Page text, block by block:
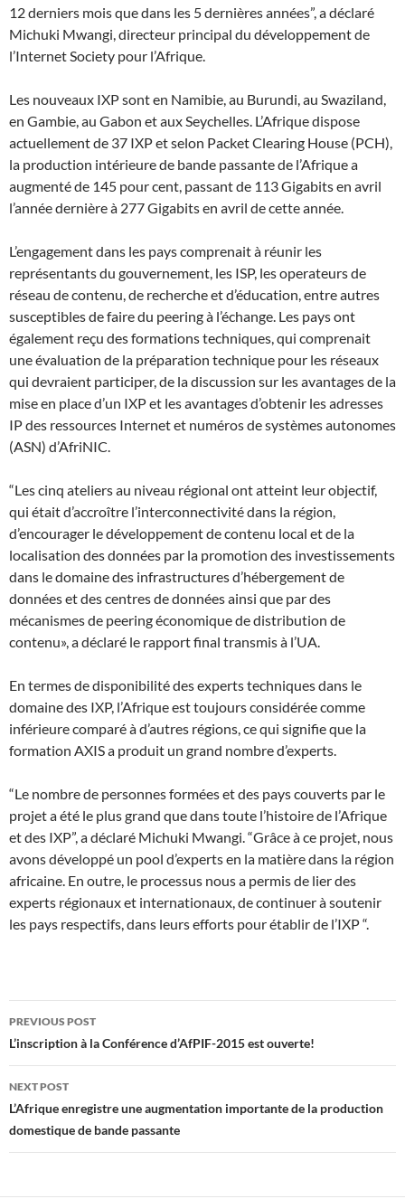
12 derniers mois que dans les 5 dernières années”, a déclaré
Michuki Mwangi, directeur principal du développement de
l’Internet Society pour l’Afrique.
Les nouveaux IXP sont en Namibie, au Burundi, au Swaziland,
en Gambie, au Gabon et aux Seychelles. L’Afrique dispose
actuellement de 37 IXP et selon Packet Clearing House (PCH),
la production intérieure de bande passante de l’Afrique a
augmenté de 145 pour cent, passant de 113 Gigabits en avril
l’année dernière à 277 Gigabits en avril de cette année.
L’engagement dans les pays comprenait à réunir les
représentants du gouvernement, les ISP, les operateurs de
réseau de contenu, de recherche et d’éducation, entre autres
susceptibles de faire du peering à l’échange. Les pays ont
également reçu des formations techniques, qui comprenait
une évaluation de la préparation technique pour les réseaux
qui devraient participer, de la discussion sur les avantages de la
mise en place d’un IXP et les avantages d’obtenir les adresses
IP des ressources Internet et numéros de systèmes autonomes
(ASN) d’AfriNIC.
“Les cinq ateliers au niveau régional ont atteint leur objectif,
qui était d’accroître l’interconnectivité dans la région,
d’encourager le développement de contenu local et de la
localisation des données par la promotion des investissements
dans le domaine des infrastructures d’hébergement de
données et des centres de données ainsi que par des
mécanismes de peering économique de distribution de
contenu», a déclaré le rapport final transmis à l’UA.
En termes de disponibilité des experts techniques dans le
domaine des IXP, l’Afrique est toujours considérée comme
inférieure comparé à d’autres régions, ce qui signifie que la
formation AXIS a produit un grand nombre d’experts.
“Le nombre de personnes formées et des pays couverts par le
projet a été le plus grand que dans toute l’histoire de l’Afrique
et des IXP”, ​​a déclaré Michuki Mwangi. “Grâce à ce projet, nous
avons développé un pool d’experts en la matière dans la région
africaine. En outre, le processus nous a permis de lier des
experts régionaux et internationaux, de continuer à soutenir
les pays respectifs, dans leurs efforts pour établir de l’IXP “.
Post
navigation
PREVIOUS POST
L’inscription à la Conférence d’AfPIF-2015 est ouverte!
NEXT POST
L’Afrique enregistre une augmentation importante de la production
domestique de bande passante